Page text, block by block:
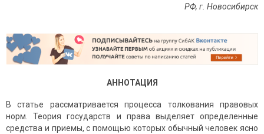
РФ, г. Новосибирск
АННОТАЦИЯ
В статье рассматривается процесса толкования правовых
норм. Теория государств и права выделяет определенные
средства и приемы, с помощью которых обычный человек ясно